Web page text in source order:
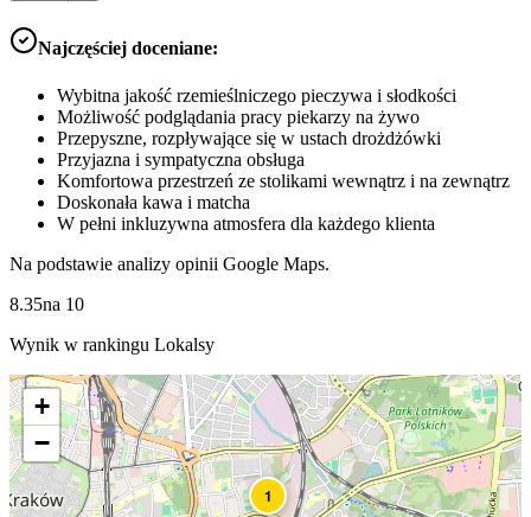
Najczęściej doceniane:
Wybitna jakość rzemieślniczego pieczywa i słodkości
Możliwość podglądania pracy piekarzy na żywo
Przepyszne, rozpływające się w ustach drożdżówki
Przyjazna i sympatyczna obsługa
Komfortowa przestrzeń ze stolikami wewnątrz i na zewnątrz
Doskonała kawa i matcha
W pełni inkluzywna atmosfera dla każdego klienta
Na podstawie analizy opinii Google Maps.
8.35na 10
Wynik w rankingu Lokalsy
1
+
−